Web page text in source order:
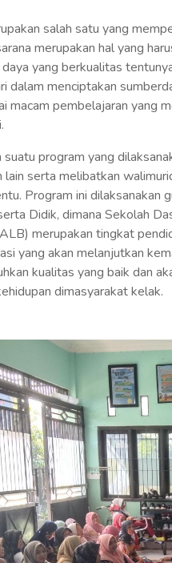
salah satu yang
merupakan hal yang
yang berkualitas
dalam menciptakan
macam pembelajaran yang
suatu program yang
lain serta melibatkan
Program ini dilaksanakan
Didik, dimana Sekolah
merupakan tingkat
yang akan melanjutkan
kualitas yang baik dan
dimasyarakat kelak.